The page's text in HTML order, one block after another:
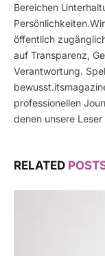
Bereichen
öffentlich
auf Transparenz,
Verantwortung.
professionellen
denen unsere
RELATED